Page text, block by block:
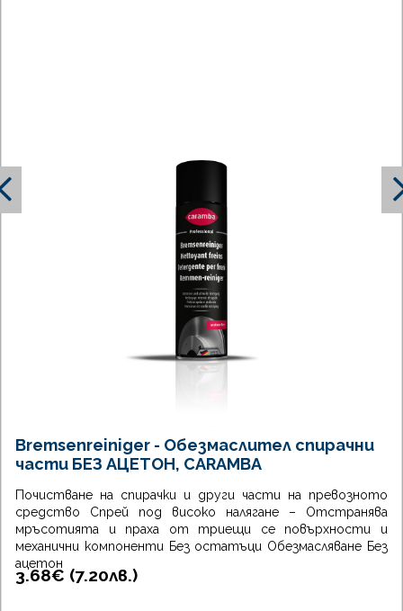
Bremsenreiniger - Обезмаслител спирачни
части БЕЗ АЦЕТОН, CARAMBA
Почистване на спирачки и други части на превозното
средство Спрей под високо налягане – Отстранява
мръсотията и праха от триещи се повърхности и
механични компоненти Без остатъци Обезмасляване Без
ацетон
3.68€ (7.20лв.)